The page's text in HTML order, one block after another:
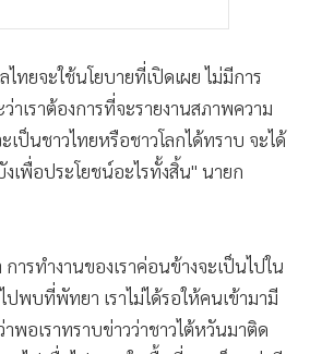
ทยจะใช้นโยบายที่เปิดเผย ไม่มีการ
าเราต้องการที่จะรายงานสภาพความ
เป็นชาวไทยหรือชาวโลกได้ทราบ จะได้
งเพื่อประโยชน์อะไรทั้งสิ้น" นายก
ารทำงานของเราค่อนข้างจะเป็นไปใน
ปพบที่พัทยา เราไม่ได้รอให้คนเข้ามามี
พอเราทราบข่าวว่าชาวไต้หวันมาติด